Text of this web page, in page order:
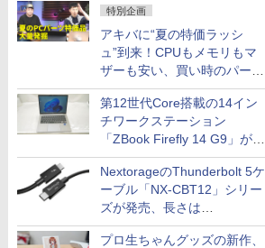
特別企画
アキバに“夏の特価ラッシ
ュ”到来！CPUもメモリもマ
ザーも安い、買い時のパーツ
は？【8月7日(金)22時配信】
第12世代Core搭載の14イン
チワークステーション
「ZBook Firefly 14 G9」が
79,800円！秋葉原で中古PC
セール
NextorageのThunderbolt 5ケ
ーブル「NX-CBT12」シリー
ズが発売、長さは
30cm/50cm/1mの3種類
プロ生ちゃんグッズの新作、